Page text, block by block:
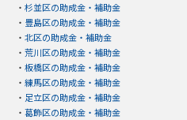
・ 杉並区の助成金・補助金
・ 豊島区の助成金・補助金
・ 北区の助成金・補助金
・ 荒川区の助成金・補助金
・ 板橋区の助成金・補助金
・ 練馬区の助成金・補助金
・ 足立区の助成金・補助金
・ 葛飾区の助成金・補助金